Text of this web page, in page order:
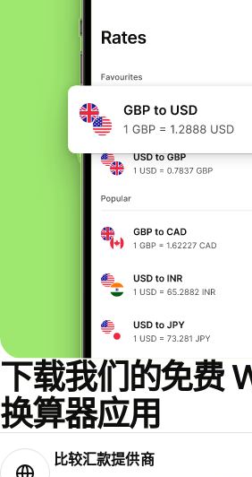
下载我们的免费
换算器应用
比较汇款提供商